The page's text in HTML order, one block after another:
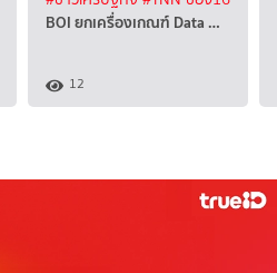
BOI ยกเครื่องเกณฑ์ Data …
12